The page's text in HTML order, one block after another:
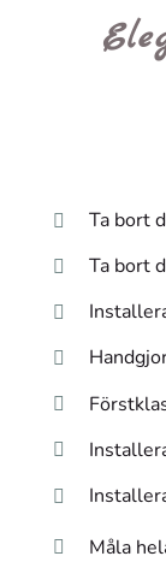
Ta bort
Ta bort
Måla